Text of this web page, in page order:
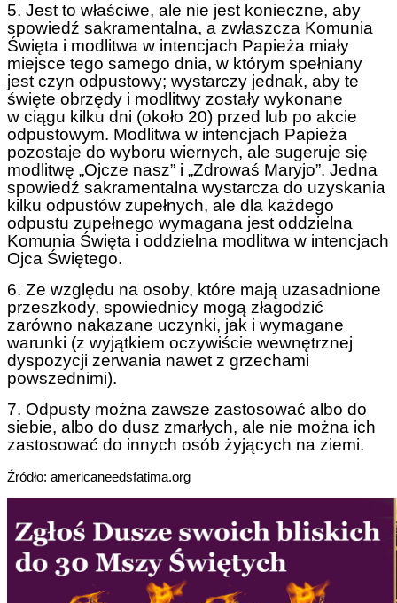
5. Jest to właściwe, ale nie jest konieczne, aby
spowiedź sakramentalna, a zwłaszcza Komunia
Święta i modlitwa w intencjach Papieża miały
miejsce tego samego dnia, w którym spełniany
jest czyn odpustowy; wystarczy jednak, aby te
święte obrzędy i modlitwy zostały wykonane
w ciągu kilku dni (około 20) przed lub po akcie
odpustowym. Modlitwa w intencjach Papieża
pozostaje do wyboru wiernych, ale sugeruje się
modlitwę „Ojcze nasz” i „Zdrowaś Maryjo”. Jedna
spowiedź sakramentalna wystarcza do uzyskania
kilku odpustów zupełnych, ale dla każdego
odpustu zupełnego wymagana jest oddzielna
Komunia Święta i oddzielna modlitwa w intencjach
Ojca Świętego.
6. Ze względu na osoby, które mają uzasadnione
przeszkody, spowiednicy mogą złagodzić
zarówno nakazane uczynki, jak i wymagane
warunki (z wyjątkiem oczywiście wewnętrznej
dyspozycji zerwania nawet z grzechami
powszednimi).
7. Odpusty można zawsze zastosować albo do
siebie, albo do dusz zmarłych, ale nie można ich
zastosować do innych osób żyjących na ziemi.
Źródło: americaneedsfatima.org